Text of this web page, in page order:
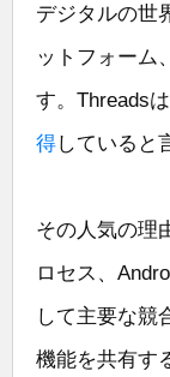
デジタルの世
ットフォーム
す。Threads
得していると
その人気の理
ロセス、
して主要な競
機能を共有す